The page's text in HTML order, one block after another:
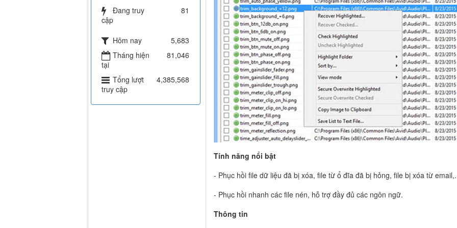
Tính năng nổi bật
- Phục hồi file dữ liệu đã bị xóa, file từ ổ đĩa đã bị hỏng, file bị xóa từ
- Phục hồi nhanh các file nén, hỗ trợ đầy đủ các ngôn ngữ.
Thông tin
Đang truy
cập
81
Hôm nay
5,683
Tháng hiện
tại
81,046
Tổng lượt
truy cập
4,385,568